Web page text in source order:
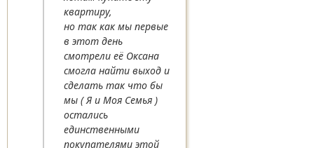
квартиру,
но так как мы первые
в этот день
смотрели её Оксана
смогла найти выход и
сделать так что бы
мы ( Я и Моя Семья )
остались
единственными
покупателями этой